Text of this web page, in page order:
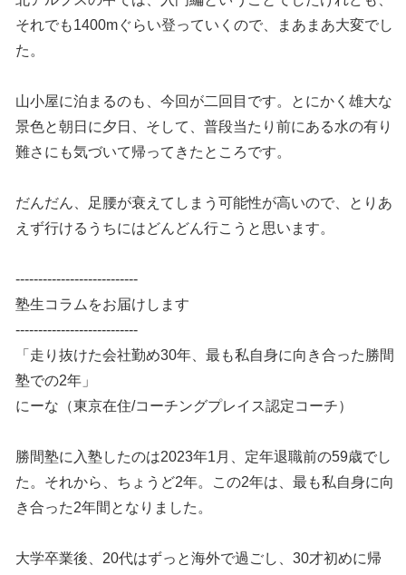
それでも1400mぐらい登っていくので、まあまあ大変でし
た。
山小屋に泊まるのも、今回が二回目です。とにかく雄大な
景色と朝日に夕日、そして、普段当たり前にある水の有り
難さにも気づいて帰ってきたところです。
だんだん、足腰が衰えてしまう可能性が高いので、とりあ
えず行けるうちにはどんどん行こうと思います。
---------------------------
塾生コラムをお届けします
---------------------------
「走り抜けた会社勤め30年、最も私自身に向き合った勝間
塾での2年」
にーな（東京在住/コーチングプレイス認定コーチ）
勝間塾に入塾したのは2023年1月、定年退職前の59歳でし
た。それから、ちょうど2年。この2年は、最も私自身に向
き合った2年間となりました。
大学卒業後、20代はずっと海外で過ごし、30才初めに帰